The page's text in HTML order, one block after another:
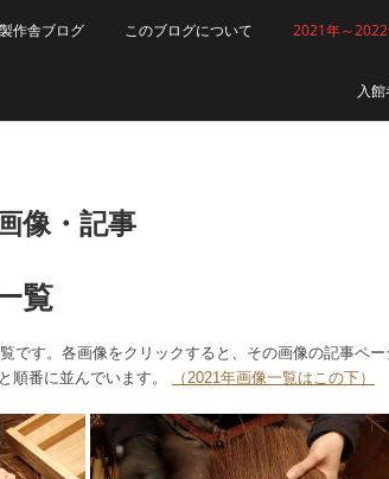
作舎ブログ このブログについて 2021年～
入
像・記事
覧
です。各画像をクリックすると、その画像の記事ペ
順番に並んでいます。
（2021年画像一覧はこの下）